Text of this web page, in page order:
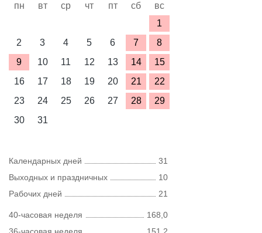
пн вт ср чт пт сб
вс
1
2
3 4 5 6 7
8
9
10 11 12 13 14
15
16
17 18 19 20 21
22
23
24 25 26 27 28
29
30
31
Календарных дней
31
Выходных и праздничных
10
Рабочих дней
21
40-часовая неделя
168,0